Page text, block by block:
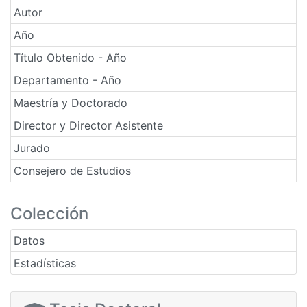
Autor
Año
Título Obtenido - Año
Departamento - Año
Maestría y Doctorado
Director y Director Asistente
Jurado
Consejero de Estudios
Colección
Datos
Estadísticas